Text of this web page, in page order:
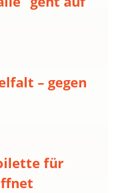
– gegen
für